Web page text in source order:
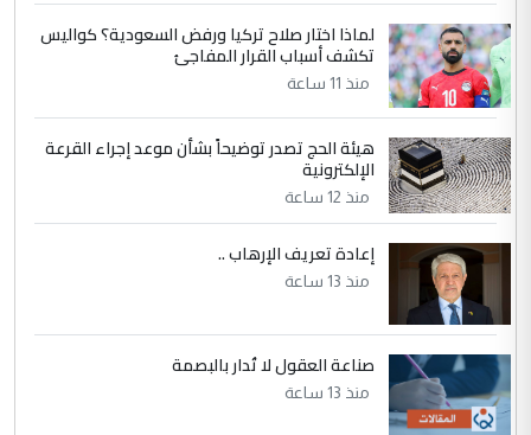
5 عبد الأمير جاسم هليل
التعليق : نحن اباء الطلاب الأوائل على العراق
نتشرف بلقاء السيد احمد الصافي في العتبات
الموضوع :
مكتب السيد احمد الصافي : لا يوجود
لدينا اي حساب على الفيس بوك وتويتر
لماذا اختار صلاح تركيا ورفض السعودية؟ كواليس
تكشف أسباب القرار المفاجئ
منذ 11 ساعة
هيئة الحج تصدر توضيحاً بشأن موعد إجراء القرعة
الإلكترونية
منذ 12 ساعة
إعادة تعريف الإرهاب ..
منذ 13 ساعة
صناعة العقول لا تُدار بالبصمة
منذ 13 ساعة